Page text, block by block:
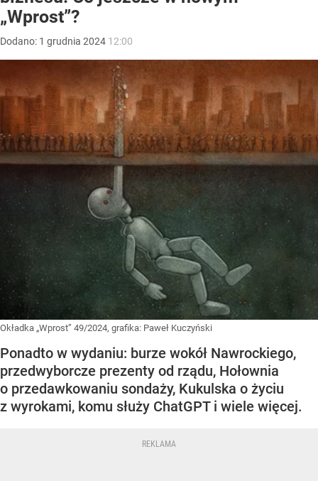
„Wprost”?
Dodano: 1 grudnia 2024 12:00
Okładka „Wprost” 49/2024, grafika: Paweł Kuczyński
Ponadto w wydaniu: burze wokół Nawrockiego,
przedwyborcze prezenty od rządu, Hołownia
o przedawkowaniu sondaży, Kukulska o życiu
z wyrokami, komu służy ChatGPT i wiele więcej.